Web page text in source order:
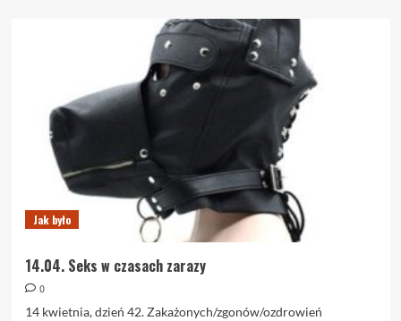
Jak było
14.04. Seks w czasach zarazy
0
14 kwietnia, dzień 42. Zakażonych/zgonów/ozdrowień